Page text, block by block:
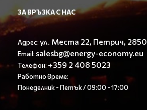
ЗА ВРЪЗКА С НАС
Адрес:ул. Места 22, Петрич, 2850
Email: salesbg@energy-economy.eu
Телефон: +359 2 408 5023
Работно време:
Понеделник - Петък / 09:00 - 17:00